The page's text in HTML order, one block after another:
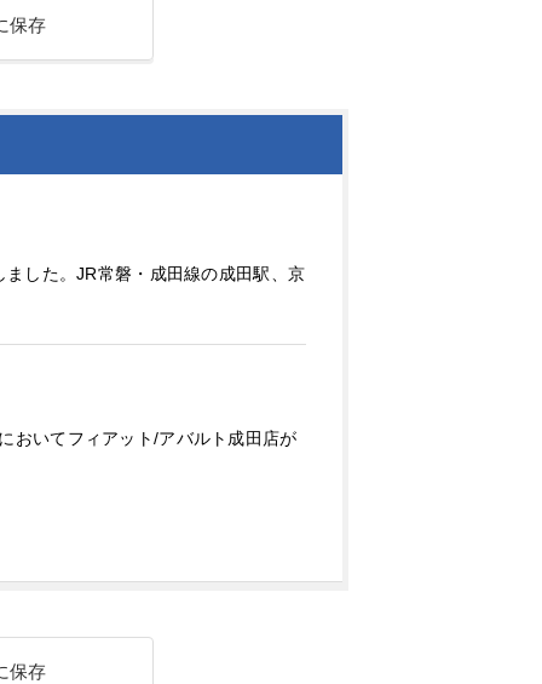
保存
した。JR常磐・成田線の成田駅、京
おいてフィアット/アバルト成田店が
保存